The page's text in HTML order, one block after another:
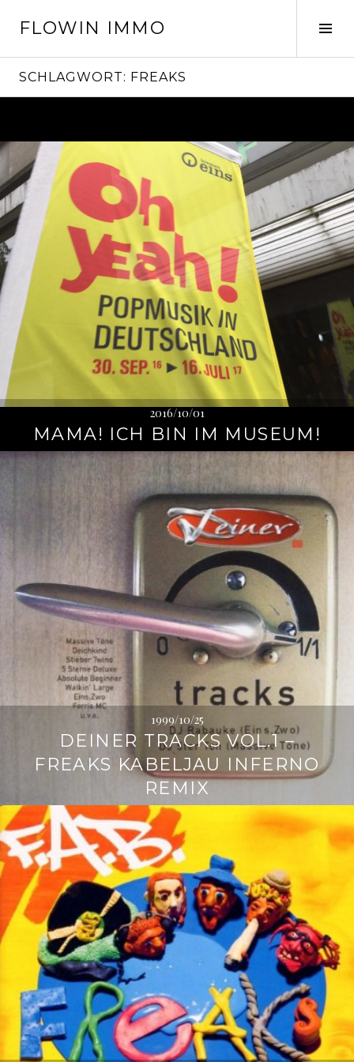
zumFLOWIN IMMO
SCHLAGWORT: FREAKS
2016/10/01
MAMA! ICH BIN IM MUSEUM!
1999/10/25
DEINER TRACKS VOL.1 –
FREAKS KABELJAU INFERNO
REMIX